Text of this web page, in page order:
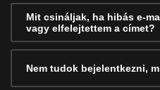
Mit csináljak, ha hibás e-
vagy elfelejtettem a címet?
Nem tudok bejelentkezni,